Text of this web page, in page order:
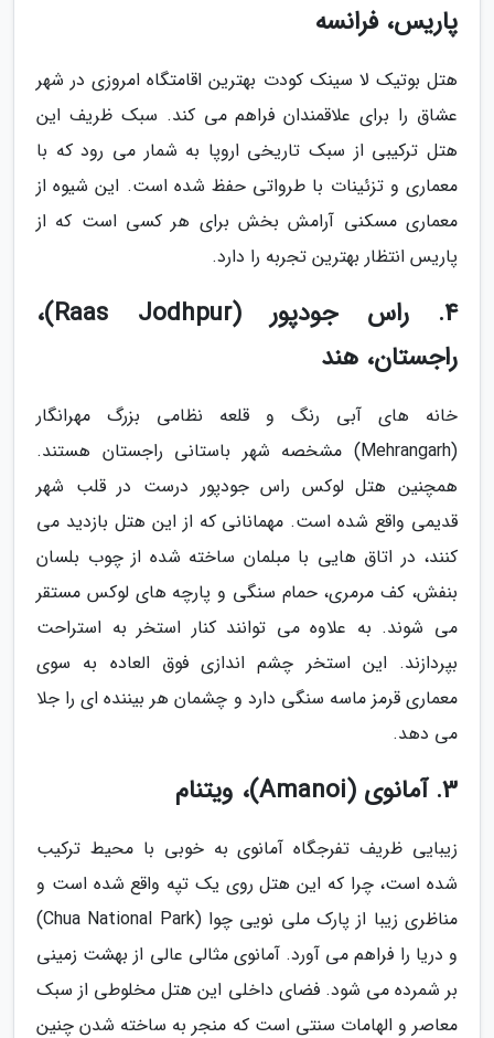
پاریس، فرانسه
هتل بوتیک لا سینک کودت بهترین اقامتگاه امروزی در شهر
عشاق را برای علاقمندان فراهم می کند. سبک ظریف این
هتل ترکیبی از سبک تاریخی اروپا به شمار می رود که با
معماری و تزئینات با طرواتی حفظ شده است. این شیوه از
معماری مسکنی آرامش بخش برای هر کسی است که از
پاریس انتظار بهترین تجربه را دارد.
4. راس جودپور (Raas Jodhpur)،
راجستان، هند
خانه های آبی رنگ و قلعه نظامی بزرگ مهرانگار
(Mehrangarh) مشخصه شهر باستانی راجستان هستند.
همچنین هتل لوکس راس جودپور درست در قلب شهر
قدیمی واقع شده است. مهمانانی که از این هتل بازدید می
کنند، در اتاق هایی با مبلمان ساخته شده از چوب بلسان
بنفش، کف مرمری، حمام سنگی و پارچه های لوکس مستقر
می شوند. به علاوه می توانند کنار استخر به استراحت
بپردازند. این استخر چشم اندازی فوق العاده به سوی
معماری قرمز ماسه سنگی دارد و چشمان هر بیننده ای را جلا
می دهد.
3. آمانوی (Amanoi)، ویتنام
زیبایی ظریف تفرجگاه آمانوی به خوبی با محیط ترکیب
شده است، چرا که این هتل روی یک تپه واقع شده است و
مناظری زیبا از پارک ملی نویی چوا (Chua National Park)
و دریا را فراهم می آورد. آمانوی مثالی عالی از بهشت زمینی
بر شمرده می شود. فضای داخلی این هتل مخلوطی از سبک
معاصر و الهامات سنتی است که منجر به ساخته شدن چنین